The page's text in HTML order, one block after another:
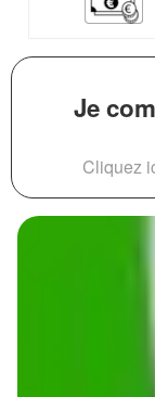
Je
Cliquez